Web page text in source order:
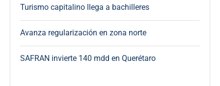
Turismo capitalino llega a bachilleres
Avanza regularización en zona norte
SAFRAN invierte 140 mdd en Querétaro